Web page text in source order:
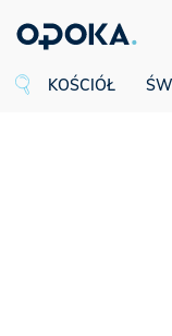
KOŚCIÓŁ